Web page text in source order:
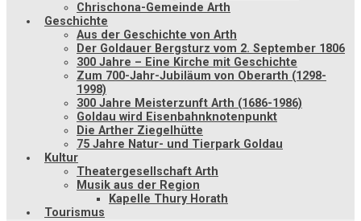
Chrischona-Gemeinde Arth
Geschichte
Aus der Geschichte von Arth
Der Goldauer Bergsturz vom 2. September 1806
300 Jahre – Eine Kirche mit Geschichte
Zum 700-Jahr-Jubiläum von Oberarth (1298-
1998)
300 Jahre Meisterzunft Arth (1686-1986)
Goldau wird Eisenbahnknotenpunkt
Die Arther Ziegelhütte
75 Jahre Natur- und Tierpark Goldau
Kultur
Theatergesellschaft Arth
Musik aus der Region
Kapelle Thury Horath
Tourismus